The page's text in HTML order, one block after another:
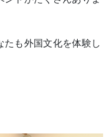
も外国文化を体験し